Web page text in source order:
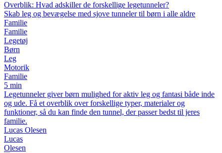
Overblik: Hvad adskiller de forskellige legetunneler?
Skab leg og bevægelse med sjove tunneler til børn i alle aldre
Familie
Familie
Legetøj
Børn
Leg
Motorik
Familie
5 min
Legetunneler giver børn mulighed for aktiv leg og fantasi både inde
og ude. Få et overblik over forskellige typer, materialer og
funktioner, så du kan finde den tunnel, der passer bedst til jeres
familie.
Lucas Olesen
Lucas
Olesen